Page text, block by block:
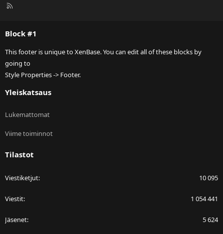
R
Block #1
This footer is unique to XenBase. You can edit all of these blocks by
going to
Style Properties -> Footer.
Yleiskatsaus
Lukemattomat
Viime toiminnot
Tilastot
Viestiketjut 10 095
Viestit 1 054 441
Jäsenet 5 624